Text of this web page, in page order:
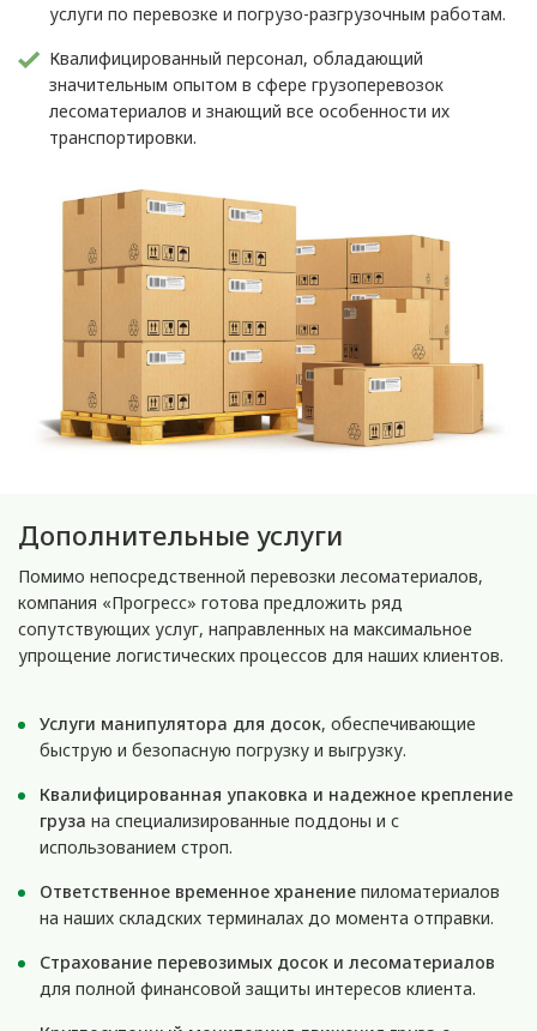
услуги по перевозке и погрузо-разгрузочным работам.
Квалифицированный персонал, обладающий
значительным опытом в сфере грузоперевозок
лесоматериалов и знающий все особенности их
транспортировки.
Дополнительные услуги
Помимо непосредственной перевозки лесоматериалов,
компания «Прогресс» готова предложить ряд
сопутствующих услуг, направленных на максимальное
упрощение логистических процессов для наших клиентов.
Услуги манипулятора для досок, обеспечивающие
быструю и безопасную погрузку и выгрузку.
Квалифицированная упаковка и надежное крепление
груза на специализированные поддоны и с
использованием строп.
Ответственное временное хранение пиломатериалов
на наших складских терминалах до момента отправки.
Страхование перевозимых досок и лесоматериалов
для полной финансовой защиты интересов клиента.